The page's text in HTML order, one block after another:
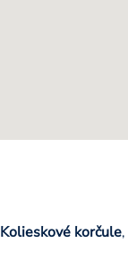
Kolieskové korčule,